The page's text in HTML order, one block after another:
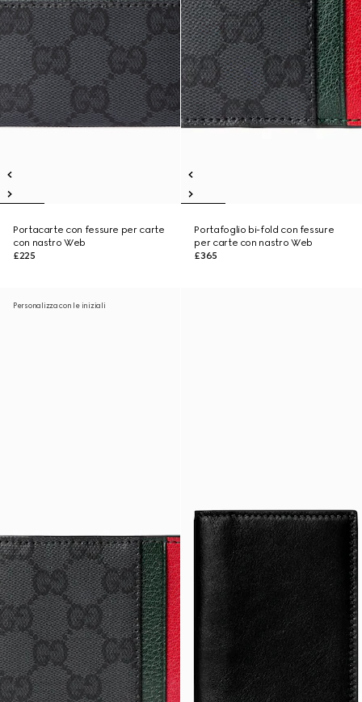
Portacarte con fessure per carte
con nastro Web
£225
Portafoglio bi-fold con fessure
per carte con nastro Web
£365
Personalizza con le iniziali